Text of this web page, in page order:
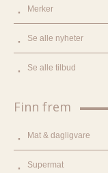
Merker
Se alle nyheter
Se alle tilbud
Finn frem
Mat & dagligvare
Supermat